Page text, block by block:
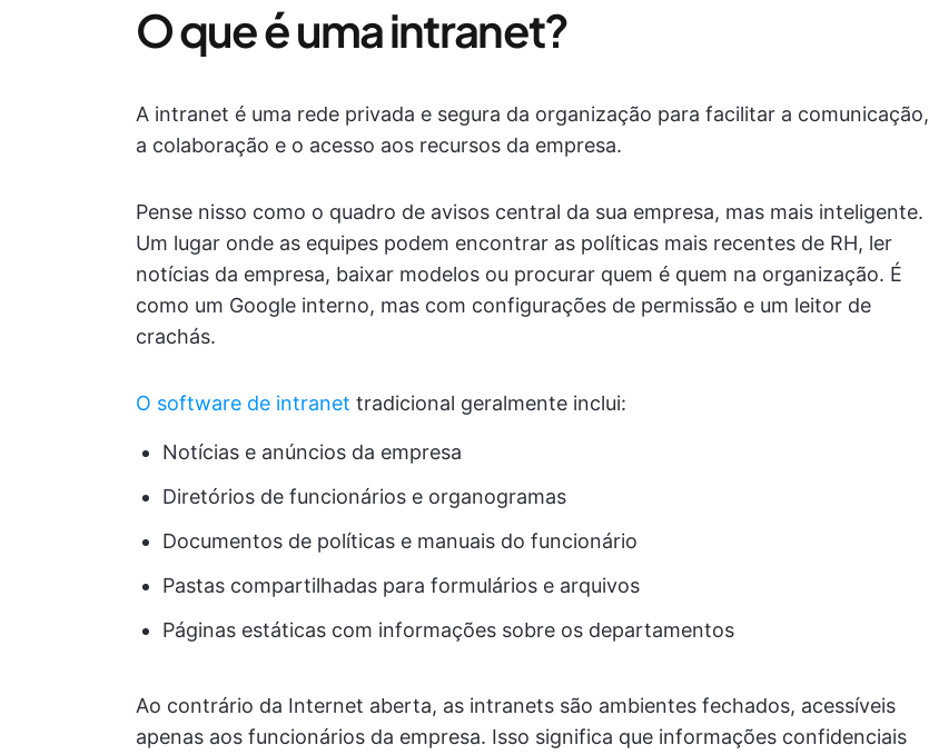
O que é uma intranet?
A intranet é uma rede privada e segura da organização para facilitar a comunicação,
a colaboração e o acesso aos recursos da empresa.
Pense nisso como o quadro de avisos central da sua empresa, mas mais inteligente.
Um lugar onde as equipes podem encontrar as políticas mais recentes de RH, ler
notícias da empresa, baixar modelos ou procurar quem é quem na organização. É
como um Google interno, mas com configurações de permissão e um leitor de
crachás.
O software de intranet tradicional geralmente inclui:
Notícias e anúncios da empresa
Diretórios de funcionários e organogramas
Documentos de políticas e manuais do funcionário
Pastas compartilhadas para formulários e arquivos
Páginas estáticas com informações sobre os departamentos
Ao contrário da Internet aberta, as intranets são ambientes fechados, acessíveis
apenas aos funcionários da empresa. Isso significa que informações confidenciais